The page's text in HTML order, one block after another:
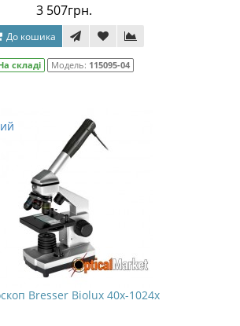
3 507грн.
До кошика
складі Модель: 115095-04
Bresser Biolux 40x-1024x